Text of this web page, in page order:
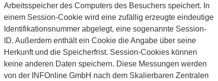
Arbeitsspeicher des Computers des Besuchers speichert. In
einem Session-Cookie wird eine zufällig erzeugte eindeutige
Identifikationsnummer abgelegt, eine sogenannte Session-
ID. Außerdem enthält ein Cookie die Angabe über seine
Herkunft und die Speicherfrist. Session-Cookies können
keine anderen Daten speichern. Diese Messungen werden
von der INFOnline GmbH nach dem Skalierbaren Zentralen